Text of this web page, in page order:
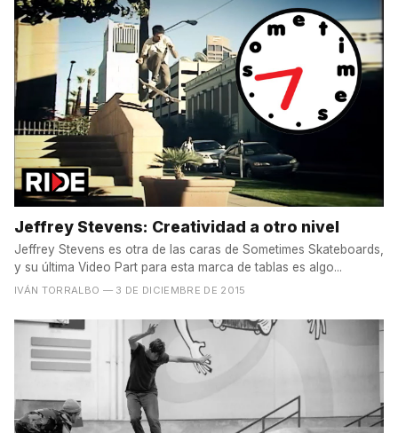
Jeffrey Stevens: Creatividad a otro nivel
Jeffrey Stevens es otra de las caras de Sometimes Skateboards,
y su última Video Part para esta marca de tablas es algo...
IVÁN TORRALBO — 3 DE DICIEMBRE DE 2015